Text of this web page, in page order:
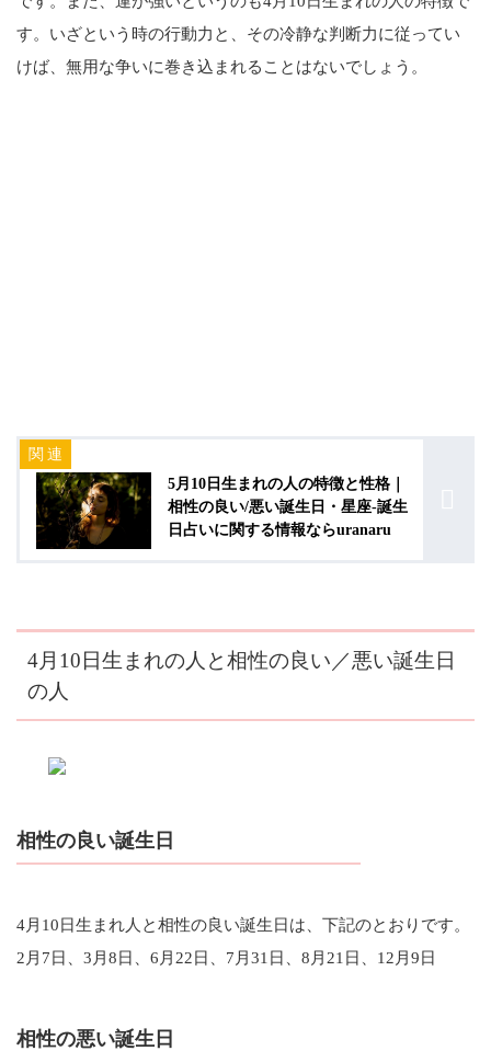
す。いざという時の行動力と、その冷静な判断力に従ってい
けば、無用な争いに巻き込まれることはないでしょう。
5月10日生まれの人の特徴と性格｜
相性の良い/悪い誕生日・星座-誕生
日占いに関する情報ならuranaru
4月10日生まれの人と相性の良い／悪い誕生日
の人
相性の良い誕生日
4月10日生まれ人と相性の良い誕生日は、下記のとおりです。
2月7日、3月8日、6月22日、7月31日、8月21日、12月9日
相性の悪い誕生日